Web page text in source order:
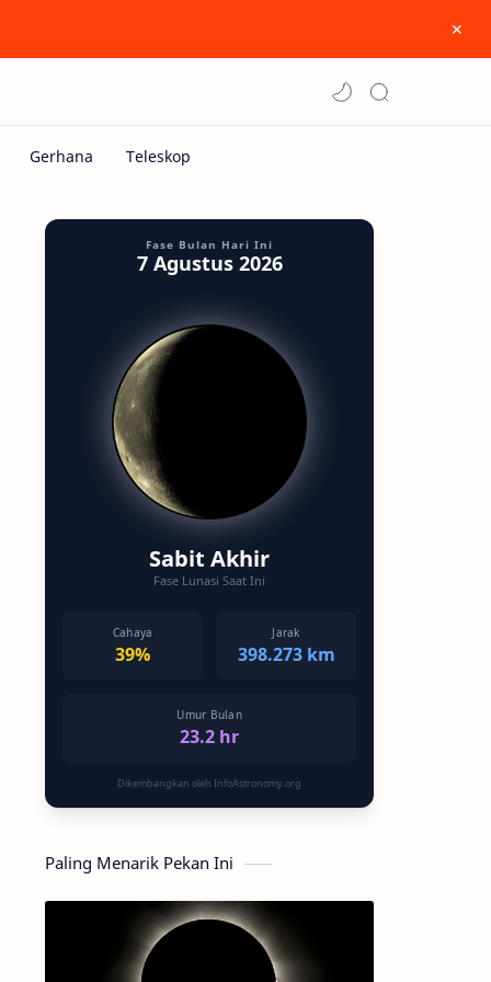
Fase Bulan Hari Ini
7 Agustus 2026
Sabit Akhir
Fase Lunasi Saat Ini
Cahaya
39%
Jarak
398.273 km
Umur Bulan
23.2 hr
Dikembangkan oleh InfoAstronomy.org
Paling Menarik Pekan Ini